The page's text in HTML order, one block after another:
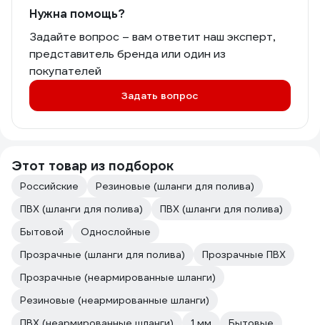
Нужна помощь?
Задайте вопрос – вам ответит наш эксперт,
представитель бренда или один из
покупателей
Задать вопрос
Этот товар из подборок
Российские
Резиновые (шланги для полива)
ПВХ (шланги для полива)
ПВХ (шланги для полива)
Бытовой
Однослойные
Прозрачные (шланги для полива)
Прозрачные ПВХ
Прозрачные (неармированные шланги)
Резиновые (неармированные шланги)